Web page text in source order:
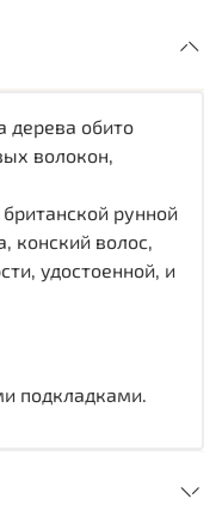
дерева обито
волокон,
рунной
конский волос,
удостоенной, и
подкладками.